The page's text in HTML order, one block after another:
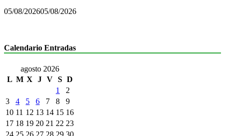
05/08/202605/08/2026
Calendario Entradas
agosto 2026
L M X J V S D
1
2
3
4 5 6 7 8
9
10 11 12 13 14 15 16
17 18 19 20 21 22 23
24 25 26 27 28 29 30